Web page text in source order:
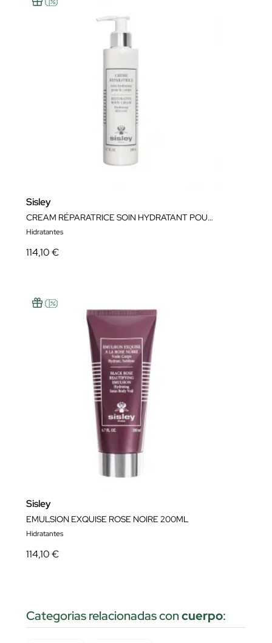
Sisley
CREAM RÉPARATRICE SOIN HYDRATANT POUR LE CORPS 200ML
Hidratantes
114,10 €
Sisley
EMULSION EXQUISE ROSE NOIRE 200ML
Hidratantes
114,10 €
Categorias relacionadas concuerpo: